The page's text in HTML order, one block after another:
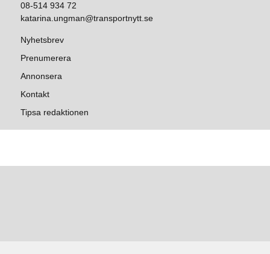
08-514 934 72
katarina.ungman@transportnytt.se
Nyhetsbrev
Prenumerera
Annonsera
Kontakt
Tipsa redaktionen